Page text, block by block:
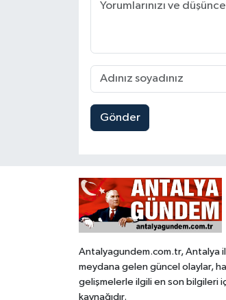
Gönder
Antalyagundem.com.tr, Antalya
meydana gelen güncel olaylar,
gelişmelerle ilgili en son bilgileri
kaynağıdır.